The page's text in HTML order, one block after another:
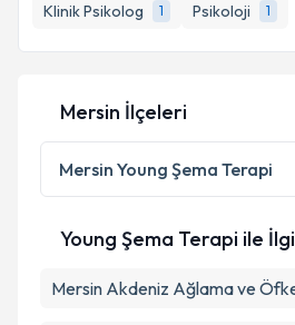
Klinik Psikolog
1 Psikoloji 1
Mersin İlçeleri
Mersin Young Şema Terapi
Young Şema Terapi ile
Mersin Akdeniz Ağlama ve